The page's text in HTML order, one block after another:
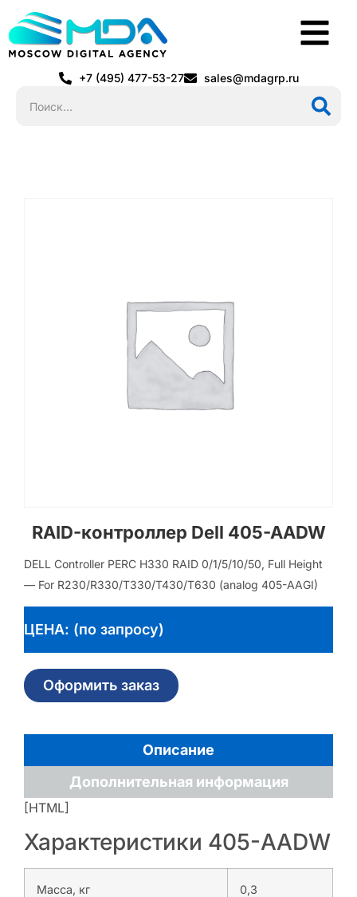
+7 (495) 477-53-27 sales@mdagrp.ru
RAID-контроллер Dell 405-AADW
DELL Controller PERC H330 RAID 0/1/5/10/50, Full Height
— For R230/R330/T330/T430/T630 (analog 405-AAGI)
ЦЕНА: (по запросу)
Оформить заказ
Описание
Дополнительная информация
[HTML]
Характеристики 405-AADW
Масса, кг 0,3